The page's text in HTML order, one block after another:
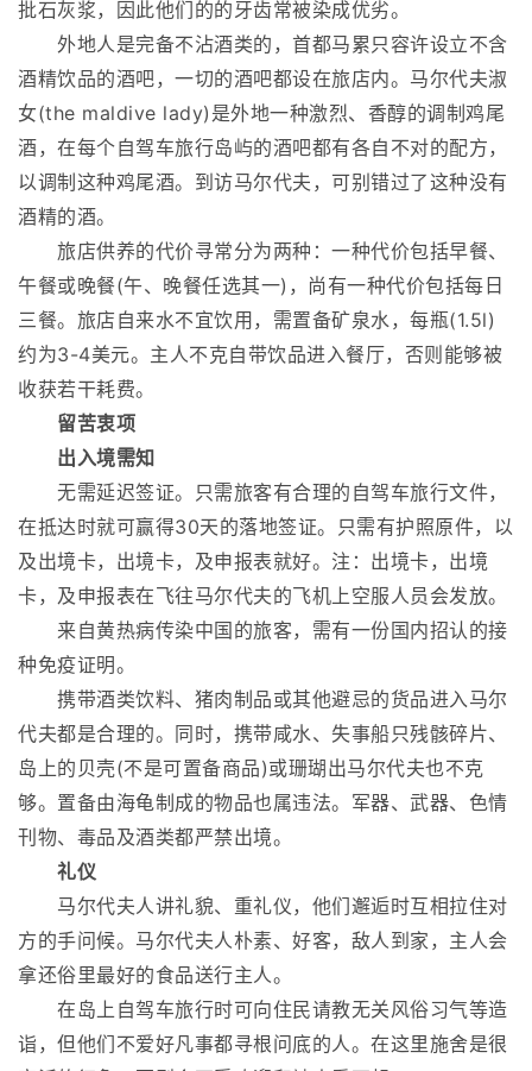
批石灰浆，因此他们的的牙齿常被染成优劣。
外地人是完备不沾酒类的，首都马累只容许设立不含
酒精饮品的酒吧，一切的酒吧都设在旅店内。马尔代夫淑
女(the maldive lady)是外地一种激烈、香醇的调制鸡尾
酒，在每个自驾车旅行岛屿的酒吧都有各自不对的配方，
以调制这种鸡尾酒。到访马尔代夫，可别错过了这种没有
酒精的酒。
旅店供养的代价寻常分为两种：一种代价包括早餐、
午餐或晚餐(午、晚餐任选其一)，尚有一种代价包括每日
三餐。旅店自来水不宜饮用，需置备矿泉水，每瓶(1.5l)
约为3-4美元。主人不克自带饮品进入餐厅，否则能够被
收获若干耗费。
留苦衷项
出入境需知
无需延迟签证。只需旅客有合理的自驾车旅行文件，
在抵达时就可赢得30天的落地签证。只需有护照原件，以
及出境卡，出境卡，及申报表就好。注：出境卡，出境
卡，及申报表在飞往马尔代夫的飞机上空服人员会发放。
来自黄热病传染中国的旅客，需有一份国内招认的接
种免疫证明。
携带酒类饮料、猪肉制品或其他避忌的货品进入马尔
代夫都是合理的。同时，携带咸水、失事船只残骸碎片、
岛上的贝壳(不是可置备商品)或珊瑚出马尔代夫也不克
够。置备由海龟制成的物品也属违法。军器、武器、色情
刊物、毒品及酒类都严禁出境。
礼仪
马尔代夫人讲礼貌、重礼仪，他们邂逅时互相拉住对
方的手问候。马尔代夫人朴素、好客，敌人到家，主人会
拿还俗里最好的食品送行主人。
在岛上自驾车旅行时可向住民请教无关风俗习气等造
诣，但他们不爱好凡事都寻根问底的人。在这里施舍是很